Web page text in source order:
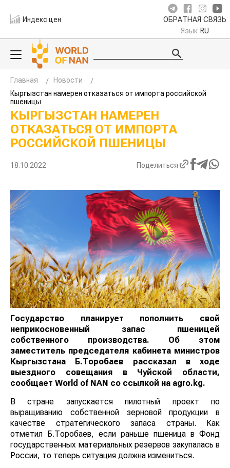
Индекс цен ОБРАТНАЯ СВЯЗЬ
Язык RU
Главная
Новости
Кыргызстан намерен отказаться от импорта российской
пшеницы
КЫРГЫЗСТАН НАМЕРЕН
ОТКАЗАТЬСЯ ОТ ИМПОРТА
РОССИЙСКОЙ ПШЕНИЦЫ
18.10.2022 Поделиться
Государство планирует пополнить свой
неприкосновенный запас пшеницей
собственного производства. Об этом
заместитель председателя кабинета министров
Кыргызстана Б.Торобаев рассказал в ходе
выездного совещания в Чуйской области,
сообщает World of NAN со ссылкой на agro.kg.
В стране запускается пилотный проект по
выращиванию собственной зерновой продукции в
качестве стратегического запаса страны. Как
отметил Б.Торобаев, если раньше пшеница в Фонд
государственных материальных резервов закупалась в
России, то теперь ситуация должна измениться.